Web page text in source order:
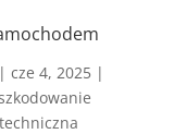
cze 4, 2025|